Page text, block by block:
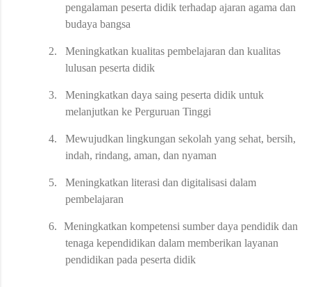
pengalaman peserta didik terhadap ajaran agama dan
budaya bangsa
2.
Meningkatkan kualitas pembelajaran dan kualitas
lulusan peserta didik
3.
Meningkatkan daya saing peserta didik untuk
melanjutkan ke Perguruan Tinggi
4.
Mewujudkan lingkungan sekolah yang sehat, bersih,
indah, rindang, aman, dan nyaman
5.
Meningkatkan literasi dan digitalisasi dalam
pembelajaran
6.
Meningkatkan kompetensi sumber daya pendidik dan
tenaga kependidikan dalam memberikan layanan
pendidikan pada peserta didik